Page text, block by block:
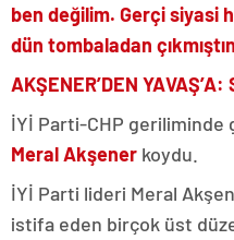
ben değilim. Gerçi siyasi
dün tombaladan
AKŞENER’DEN
İYİ Parti-CHP geriliminde
Meral Akşener koydu.
İYİ Parti lideri Meral
istifa eden birçok üst